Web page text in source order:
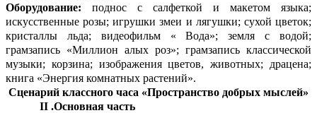
Оборудование: поднос с салфеткой и макетом языка;
искусственные розы; игрушки змеи и лягушки; сухой цветок;
кристаллы льда; видеофильм « Вода»; земля с водой;
грамзапись «Миллион алых роз»; грамзапись классической
музыки; корзина; изображения цветов, животных; драцена;
книга «Энергия комнатных растений».
Сценарий классного часа «Пространство добрых мыслей»
II .Основная часть